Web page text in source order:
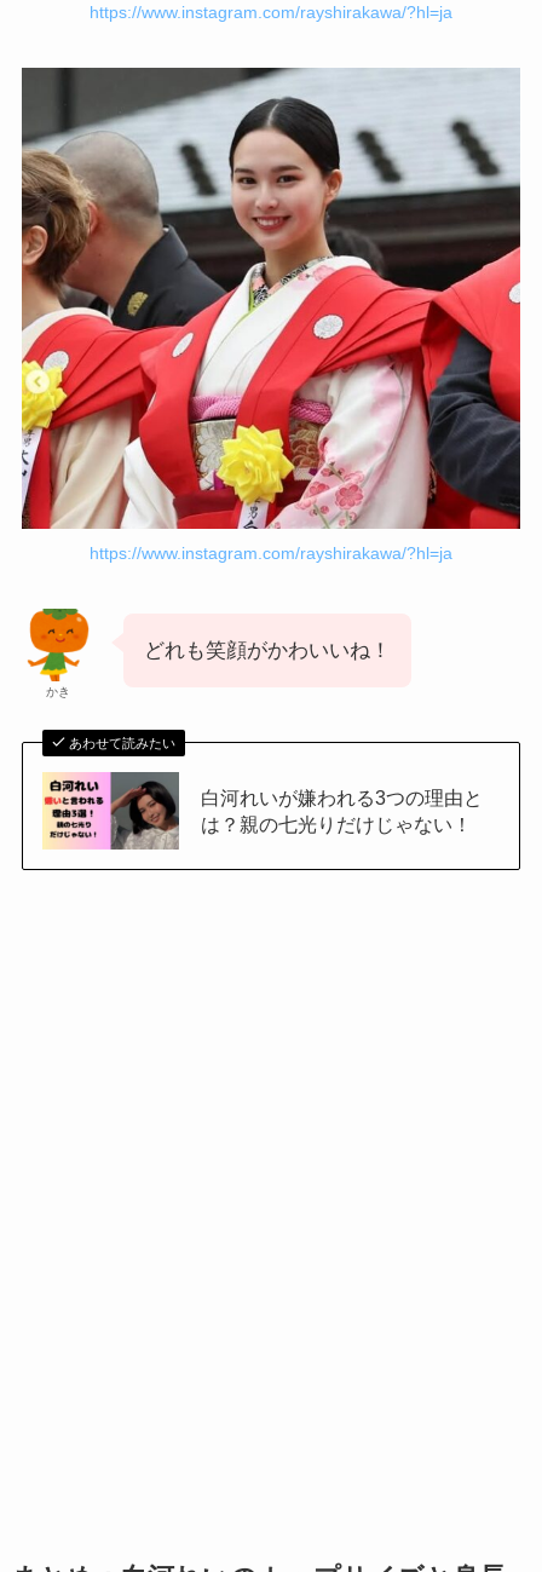
https://www.instagram.com/rayshirakawa/?hl=ja
https://www.instagram.com/rayshirakawa/?hl=ja
かき
どれも笑顔がかわいいね！
あわせて読みたい
白河れいが嫌われる3つの理由と
は？親の七光りだけじゃない！